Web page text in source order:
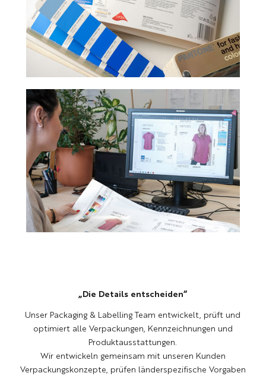
„Die Details entscheiden“
Unser Packaging & Labelling Team entwickelt, prüft und
optimiert alle Verpackungen, Kennzeichnungen und
Produktausstattungen.
Wir entwickeln gemeinsam mit unseren Kunden
Verpackungskonzepte, prüfen länderspezifische Vorgaben